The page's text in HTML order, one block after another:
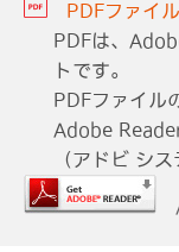
PDFファイ
PDFは、
トです。
PDFファイル
Adobe
（アドビ シ